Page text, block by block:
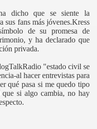
dicho que se siente la
sus fans más jóvenes.Kress
de su promesa de
y ha declarado que
privada.
"estado civil se
al hacer entrevistas para
qué pasa si me quedo tipo
si algo cambia, no hay